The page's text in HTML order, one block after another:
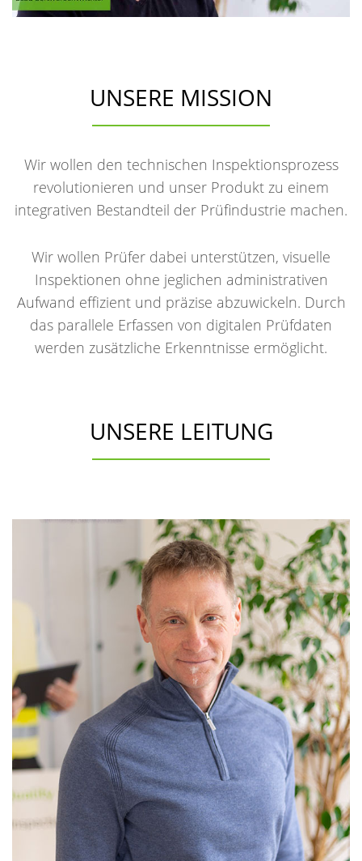
UNSERE MISSION
Wir wollen den technischen Inspektionsprozess
revolutionieren und unser Produkt zu einem
integrativen Bestandteil der Prüfindustrie machen.
Wir wollen Prüfer dabei unterstützen, visuelle
Inspektionen ohne jeglichen administrativen
Aufwand effizient und präzise abzuwickeln. Durch
das parallele Erfassen von digitalen Prüfdaten
werden zusätzliche Erkenntnisse ermöglicht.
UNSERE LEITUNG